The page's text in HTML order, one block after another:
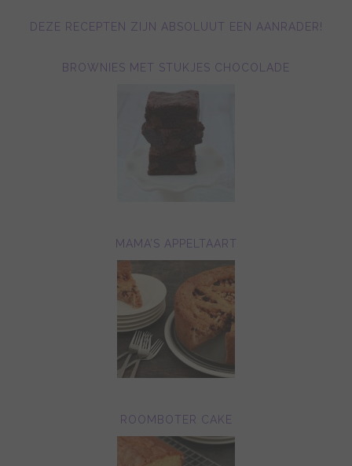
DEZE RECEPTEN ZIJN ABSOLUUT EEN AANRADER!
BROWNIES MET STUKJES CHOCOLADE
MAMA’S APPELTAART
ROOMBOTER CAKE